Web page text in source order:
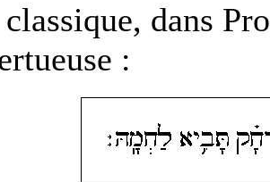
dans
: